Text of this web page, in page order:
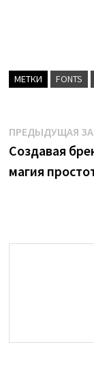
МЕТКИ FONTS
по
записям
ПРЕДЫДУЩАЯ
Создавая
магия